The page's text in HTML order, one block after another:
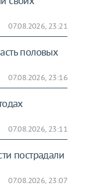
07.08.2026, 23:21
половых
07.08.2026, 23:16
07.08.2026, 23:11
пострадали
07.08.2026, 23:07